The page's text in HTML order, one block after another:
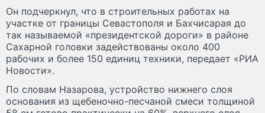
Он подчеркнул, что в строительных работах на
участке от границы Севастополя и Бахчисарая до
так называемой «президентской дороги» в районе
Сахарной головки задействованы около 400
рабочих и более 150 единиц техники, передает «РИА
Новости».
По словам Назарова, устройство нижнего слоя
основания из щебеночно-песчаной смеси толщиной